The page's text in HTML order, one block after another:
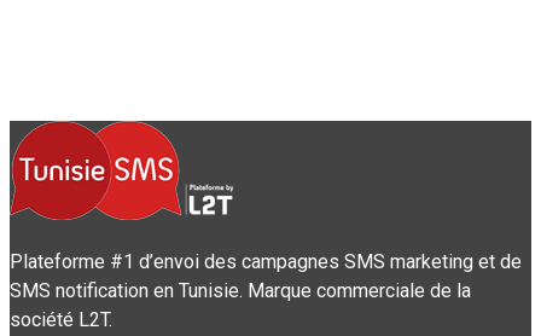
Plateforme #1 d’envoi des campagnes SMS marketing et de
SMS notification en Tunisie. Marque commerciale de la
société L2T.